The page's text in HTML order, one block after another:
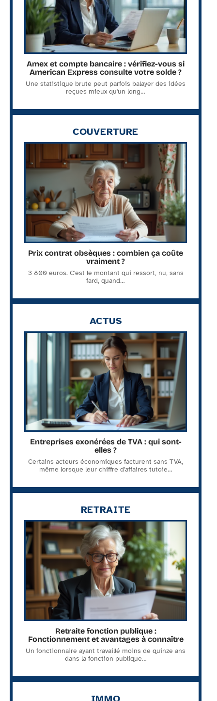
Amex et compte bancaire : vérifiez-vous si
American Express consulte votre solde ?
Une statistique brute peut parfois balayer des idées
reçues mieux qu'un long…
COUVERTURE
Prix contrat obsèques : combien ça coûte
vraiment ?
3 800 euros. C'est le montant qui ressort, nu, sans
fard, quand…
ACTUS
Entreprises exonérées de TVA : qui sont-
elles ?
Certains acteurs économiques facturent sans TVA,
même lorsque leur chiffre d'affaires tutoie…
RETRAITE
Retraite fonction publique :
Fonctionnement et avantages à connaître
Un fonctionnaire ayant travaillé moins de quinze ans
dans la fonction publique…